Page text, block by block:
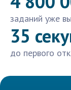
заданий уже
35
до первого